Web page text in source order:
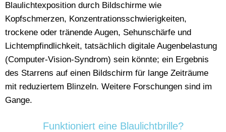
Blaulichtexposition durch Bildschirme wie
Kopfschmerzen, Konzentrationsschwierigkeiten,
trockene oder tränende Augen, Sehunschärfe und
Lichtempfindlichkeit, tatsächlich digitale Augenbelastung
(Computer-Vision-Syndrom) sein könnte; ein Ergebnis
des Starrens auf einen Bildschirm für lange Zeiträume
mit reduziertem Blinzeln. Weitere Forschungen sind im
Gange.
Funktioniert eine Blaulichtbrille?